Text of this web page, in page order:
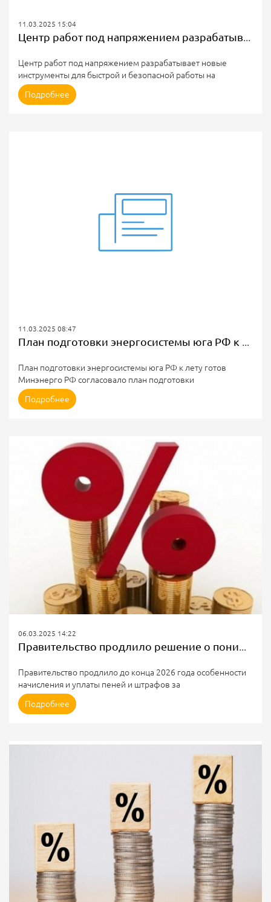
11.03.2025 15:04
Центр работ под напряжением разрабатывает новые инструменты для быстрой и безопасной работы на электросетях
Центр работ под напряжением разрабатывает новые
инструменты для быстрой и безопасной работы на
электросетях
ЧОУ ДПО «Центр работ под напряжением» активно
Подробнее
11.03.2025 08:47
План подготовки энергосистемы юга РФ к лету готов
План подготовки энергосистемы юга РФ к лету готов
Минэнерго РФ согласовало план подготовки
энергосистемы юга страны к работе в летний период, когда
возможно наступление экстремально высоких температур.
Минэнерго Сергея Цивилева по ТЭК региона.
На совещании поднимались вопросы, связанные с
организацией логистики для перевозки грузов ТЭК в
западном направлении, а также развития энергосистемы
южных...
Подробнее
06.03.2025 14:22
Правительство продлило решение о пониженном размере пеней при просрочке платежей за ЖКУ
Правительство продлило до конца 2026 года особенности
начисления и уплаты пеней и штрафов за
несвоевременную оплату жилищно-коммунальных услуг
(ЖКУ) без привязки к выросшей ключевой ставке Банка
будет браться ключевая ставка Банка России в 9,5%
годовых, действовавшая на 27 февраля 2022 года.
Решение распространяется на правоотношения, возникшие
Подробнее